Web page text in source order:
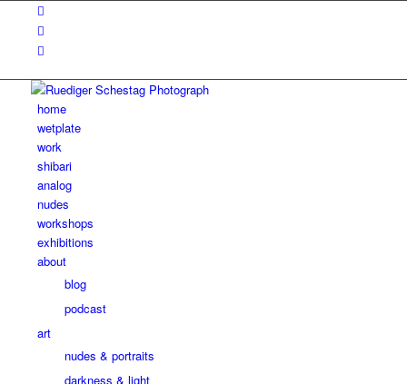
home
wetplate
work
shibari
analog
nudes
workshops
exhibitions
about
blog
podcast
art
nudes & portraits
darkness & light